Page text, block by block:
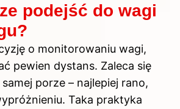
podejść do wagi
o monitorowaniu wagi,
pewien dystans. Zaleca się
porze – najlepiej rano,
Taka praktyka